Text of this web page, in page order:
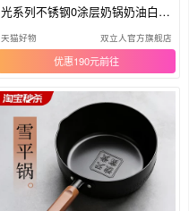
光系列不锈钢0涂层奶锅奶油白平
底
天猫好物 双立人官方旗舰店
优惠190元